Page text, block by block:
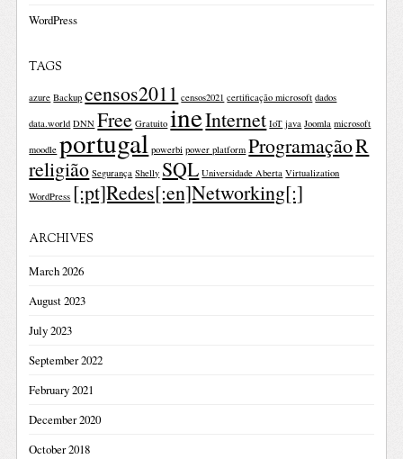
WordPress
TAGS
azure Backup censos2011 censos2021 certificação microsoft dados
data.world DNN Free Gratuito ineInternet IoT java Joomla microsoft
moodle portugal powerbi power platform ProgramaçãoR
religião Segurança Shelly SQL Universidade Aberta Virtualization
WordPress [:pt]Redes[:en]Networking[:]
ARCHIVES
March 2026
August 2023
July 2023
September 2022
February 2021
December 2020
October 2018